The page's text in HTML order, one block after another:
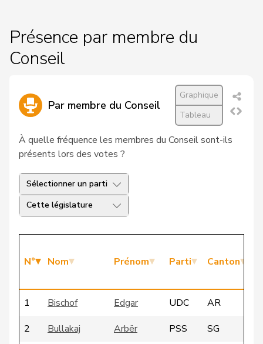
Présence par membre du
Conseil
Par membre du Conseil
Graphique
Tableau
À quelle fréquence les membres du Conseil sont-ils
présents lors des votes ?
Sélectionner un parti
Cette législature
N° Nom Prénom Parti Canton
1 Bischof Edgar UDC
AR
2
Bullakaj Arbër PSS
SG